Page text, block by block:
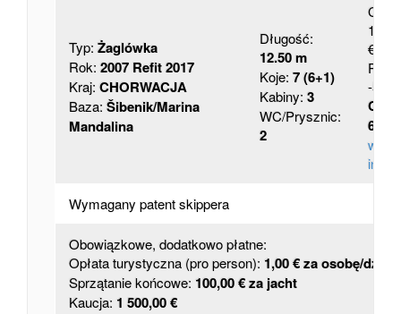
Typ: Żaglówka
Rok: 2007 Refit 2017
Kraj: CHORWACJA
Baza: Šibenik/Marina
Mandalina
Długość:
12.50 m
Koje: 7 (6+1)
Kabiny: 3
WC/Prysznic:
2
1
€
-
Wymagany patent skippera
Obowiązkowe, dodatkowo płatne:
Opłata turystyczna (pro person): 1,00 € za osobę/dzień
Sprzątanie końcowe: 100,00 € za jacht
Kaucja: 1 500,00 €